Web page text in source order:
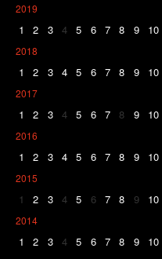
2019
1 2 3 4 5 6 7 8 9 10
2018
1 2 3 4 5 6 7 8 9 10
2017
1 2 3 4 5 6 7 8 9 10
2016
1 2 3 4 5 6 7 8 9 10
2015
1 2 3 4 5 6 7 8 9 10
2014
1 2 3 4 5 6 7 8 9 10